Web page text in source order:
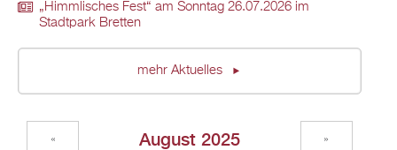
„Himmlisches Fest“ am Sonntag 26.07.2026 im
Stadtpark Bretten
mehr Aktuelles
August 2025
« »